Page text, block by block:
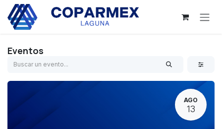
Ir al contenido
Eventos
AGO
13